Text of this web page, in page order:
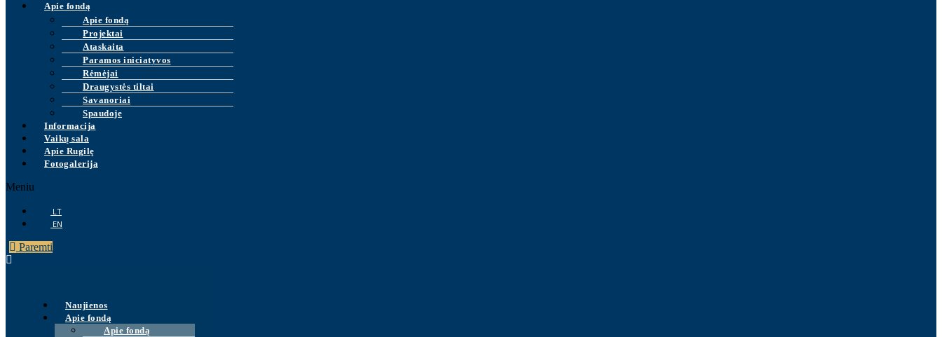
Apie fondą
Apie fondą
Projektai
Ataskaita
Paramos iniciatyvos
Rėmėjai
Draugystės tiltai
Savanoriai
Spaudoje
Informacija
Vaikų sala
Apie Rugilę
Fotogalerija
Meniu
LT
EN
Paremti
Naujienos
Apie fondą
Apie fondą